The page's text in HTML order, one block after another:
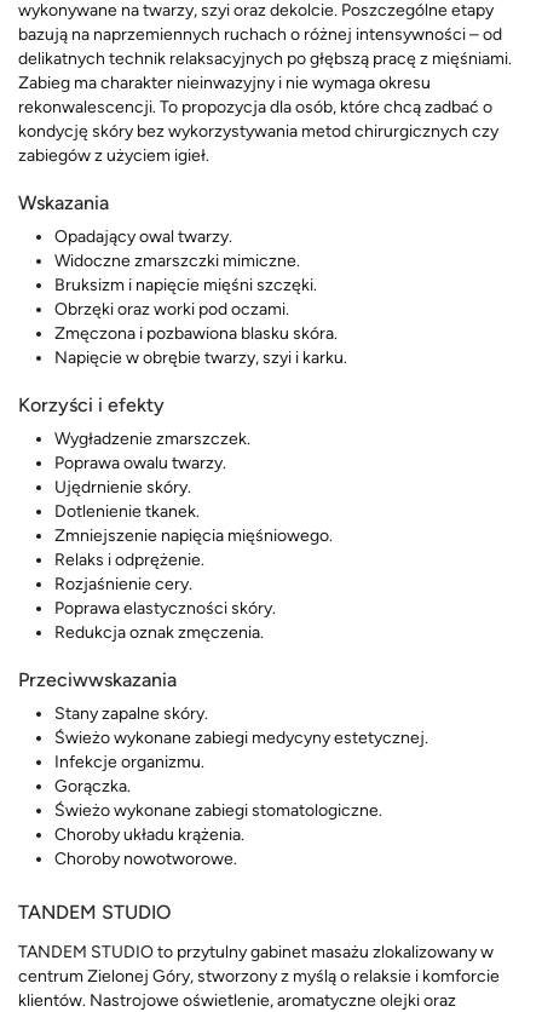
wykonywane na twarzy, szyi oraz dekolcie. Poszczególne etapy
bazują na naprzemiennych ruchach o różnej intensywności – od
delikatnych technik relaksacyjnych po głębszą pracę z mięśniami.
Zabieg ma charakter nieinwazyjny i nie wymaga okresu
rekonwalescencji. To propozycja dla osób, które chcą zadbać o
kondycję skóry bez wykorzystywania metod chirurgicznych czy
zabiegów z użyciem igieł.
Wskazania
Opadający owal twarzy.
Widoczne zmarszczki mimiczne.
Bruksizm i napięcie mięśni szczęki.
Obrzęki oraz worki pod oczami.
Zmęczona i pozbawiona blasku skóra.
Napięcie w obrębie twarzy, szyi i karku.
Korzyści i efekty
Wygładzenie zmarszczek.
Poprawa owalu twarzy.
Ujędrnienie skóry.
Dotlenienie tkanek.
Zmniejszenie napięcia mięśniowego.
Relaks i odprężenie.
Rozjaśnienie cery.
Poprawa elastyczności skóry.
Redukcja oznak zmęczenia.
Przeciwwskazania
Stany zapalne skóry.
Świeżo wykonane zabiegi medycyny estetycznej.
Infekcje organizmu.
Gorączka.
Świeżo wykonane zabiegi stomatologiczne.
Choroby układu krążenia.
Choroby nowotworowe.
TANDEM STUDIO
TANDEM STUDIO to przytulny gabinet masażu zlokalizowany w
centrum Zielonej Góry, stworzony z myślą o relaksie i komforcie
klientów. Nastrojowe oświetlenie, aromatyczne olejki oraz